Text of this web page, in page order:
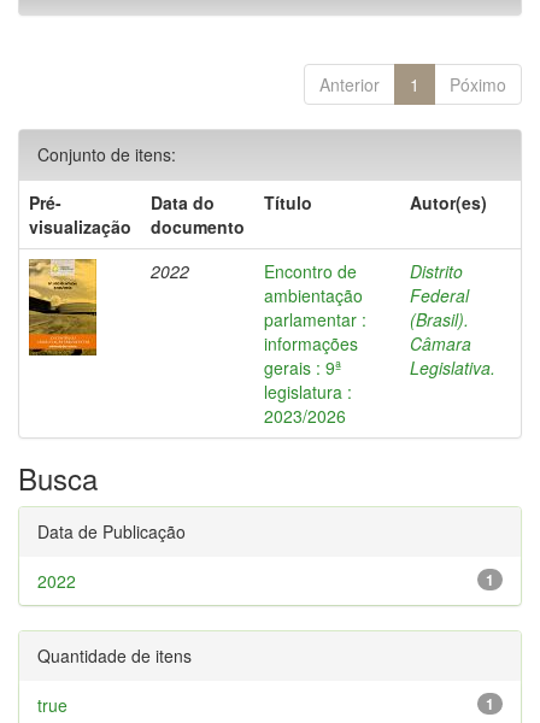
Anterior 1 Póximo
Conjunto de itens:
Pré-
visualização
Data do
documento
Título Autor(es)
2022
Encontro de
ambientação
parlamentar :
informações
gerais : 9ª
legislatura :
2023/2026
Distrito
Federal
(Brasil).
Câmara
Legislativa.
Busca
Data de Publicação
1
2022
Quantidade de itens
1
true